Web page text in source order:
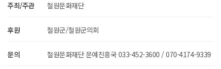
주최/주관 철원문화재단
후원 철원군/철원군의회
문의 철원문화재단 문예진흥국 033-452-3600 / 070-4174-9339